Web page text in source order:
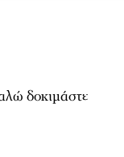
δοκιμάστε